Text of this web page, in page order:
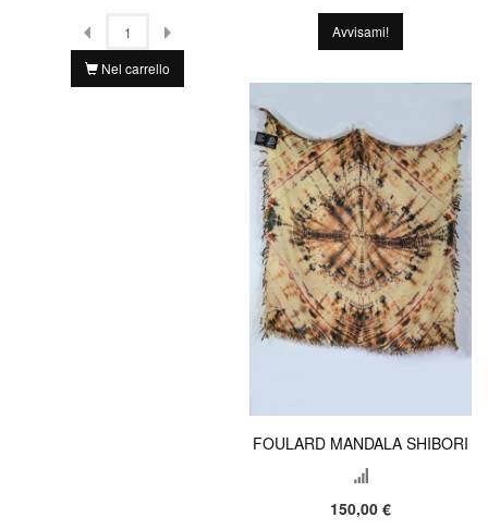
Nel carrello
Avvisami!
FOULARD MANDALA SHIBORI
150,00 €